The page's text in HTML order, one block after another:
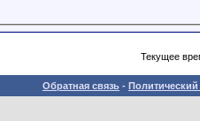
Текущее
Обратная связь -